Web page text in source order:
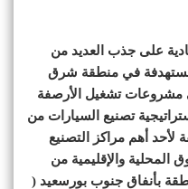
على جذب العديد من
في منطقة شرق
مشروعات تشغيل الأرصفة
تصنيع السيارات من
أهم مراكز التصنيع
والإقليمية من
بأنفاق جنوب بورسعيد (